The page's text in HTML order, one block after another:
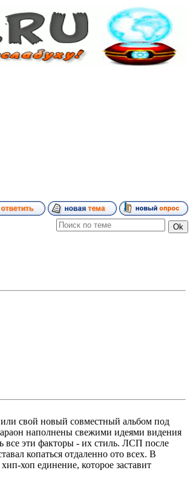
свой новый совместный альбом под
наполнены свежими идеями видения
все эти факторы - их стиль. ЛСП после
копаться отдаленно ото всех. В
хоп единение, которое заставит